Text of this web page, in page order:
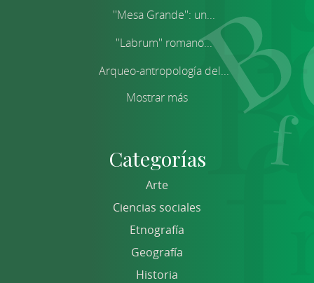
''Mesa Grande'': un...
''Labrum'' romano...
Arqueo-antropología del...
Mostrar más
Categorías
Arte
Ciencias sociales
Etnografía
Geografía
Historia